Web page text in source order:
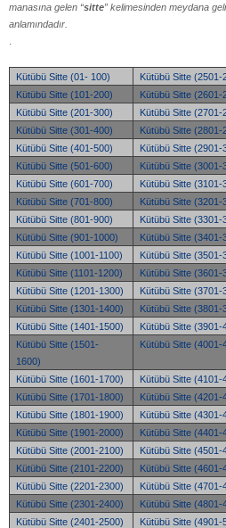
manasına gelen “sitte” kelimesinden meydana
anlamındadır.
Kütübü Sitte (01- 100) Kütübü Sitte (2501-
Kütübü Sitte (101-200)
Kütübü Sitte (2601-
Kütübü Sitte (201-300)
Kütübü Sitte (2701-
Kütübü Sitte (301-400)
Kütübü Sitte (2801-
Kütübü Sitte (401-500)
Kütübü Sitte (2901-
Kütübü Sitte (501-600)
Kütübü Sitte (3001-
Kütübü Sitte (601-700)
Kütübü Sitte (3101-
Kütübü Sitte (701-800)
Kütübü Sitte (3201-
Kütübü Sitte (801-900)
Kütübü Sitte (3301-
Kütübü Sitte (901-1000)
Kütübü Sitte (3401-
Kütübü Sitte (1001-1100)
Kütübü Sitte (3501-
Kütübü Sitte (1101-1200)
Kütübü Sitte (3601-
Kütübü Sitte (1201-1300)
Kütübü Sitte (3701-
Kütübü Sitte (1301-1400)
Kütübü Sitte (3801-
Kütübü Sitte (1401-1500)
Kütübü Sitte (3901-
Kütübü Sitte (1501-
1600)
Kütübü Sitte (4001-
Kütübü Sitte (1601-1700) Kütübü Sitte (4101-
Kütübü Sitte (1701-1800)
Kütübü Sitte (4201-
Kütübü Sitte (1801-1900)
Kütübü Sitte (4301-
Kütübü Sitte (1901-2000)
Kütübü Sitte (4401-
Kütübü Sitte (2001-2100)
Kütübü Sitte (4501-
Kütübü Sitte (2101-2200)
Kütübü Sitte (4601-
Kütübü Sitte (2201-2300)
Kütübü Sitte (4701-
Kütübü Sitte (2301-2400)
Kütübü Sitte (4801-
Kütübü Sitte (2401-2500)
Kütübü Sitte (4901-